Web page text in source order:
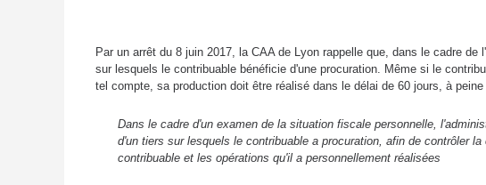
Par un arrêt du 8 juin 2017, la CAA de Lyon rappelle que, dans le cadre
sur lesquels le contribuable bénéficie d'une procuration. Même si le
tel compte, sa production doit être réalisé dans le délai de 60 jours, à peine
Dans le cadre d'un examen de la situation fiscale personnelle,
d'un tiers sur lesquels le contribuable a procuration, afin de contrôler
contribuable et les opérations qu'il a personnellement réalisées